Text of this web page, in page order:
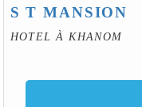
S T MANSION
HOTEL À KHANOM